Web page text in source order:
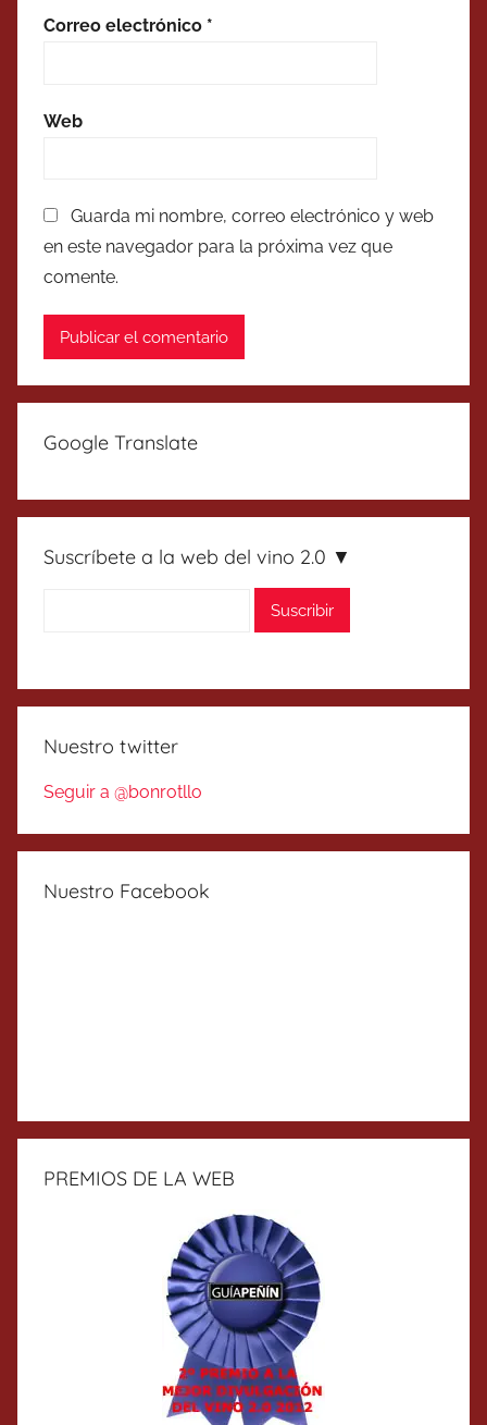
Correo electrónico *
Web
Guarda mi nombre, correo electrónico y web
en este navegador para la próxima vez que
comente.
Google Translate
Suscríbete a la web del vino 2.0 ▼
Nuestro twitter
Seguir a @bonrotllo
Nuestro Facebook
PREMIOS DE LA WEB